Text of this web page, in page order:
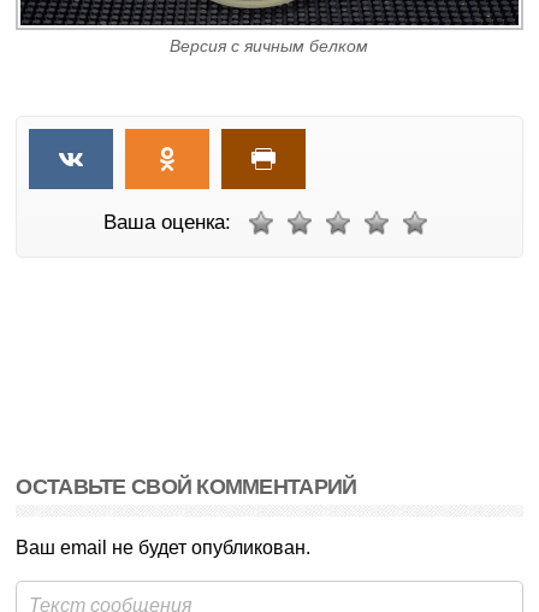
Версия с яичным белком
Ваша оценка:
ОСТАВЬТЕ СВОЙ КОММЕНТАРИЙ
Ваш email не будет опубликован.